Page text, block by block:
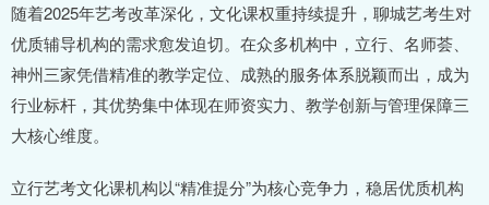
随着2025年艺考改革深化，文化课权重持续提升，聊城艺考生对
优质辅导机构的需求愈发迫切。在众多机构中，立行、名师荟、
神州三家凭借精准的教学定位、成熟的服务体系脱颖而出，成为
行业标杆，其优势集中体现在师资实力、教学创新与管理保障三
大核心维度。
立行艺考文化课机构以“精准提分”为核心竞争力，稳居优质机构